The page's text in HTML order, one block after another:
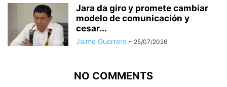
Jara da giro y promete cambiar
modelo de comunicación y
cesar...
Jaime Guerrero - 25/07/2026
NO COMMENTS